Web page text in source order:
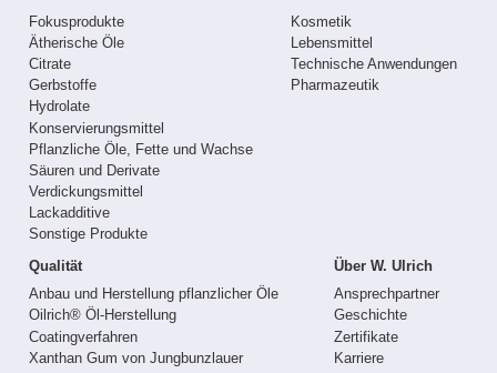
Fokusprodukte
Ätherische Öle
Citrate
Gerbstoffe
Hydrolate
Konservierungsmittel
Pflanzliche Öle, Fette und Wachse
Säuren und Derivate
Verdickungsmittel
Lackadditive
Sonstige Produkte
Kosmetik
Lebensmittel
Technische Anwendungen
Pharmazeutik
Qualität
Anbau und Herstellung pflanzlicher Öle
Oilrich® Öl-Herstellung
Coatingverfahren
Xanthan Gum von Jungbunzlauer
Über W. Ulrich
Ansprechpartner
Geschichte
Zertifikate
Karriere